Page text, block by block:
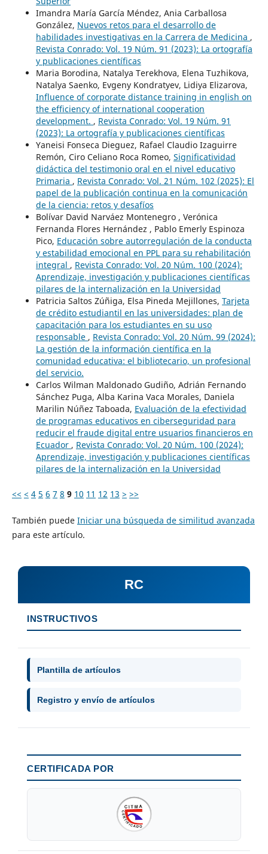
Imandra María García Méndez, Ania Carballosa
González, Nuevos retos para el desarrollo de
habilidades investigativas en la Carrera de Medicina ,
Revista Conrado: Vol. 19 Núm. 91 (2023): La ortografía
y publicaciones científicas
Maria Borodina, Natalya Terekhova, Elena Tuzhikova,
Natalya Saenko, Evgeny Kondratyev, Lidiya Elizarova,
Influence of corporate distance training in english on
the efficiency of international cooperation
development. , Revista Conrado: Vol. 19 Núm. 91
(2023): La ortografía y publicaciones científicas
Yaneisi Fonseca Dieguez, Rafael Claudio Izaguirre
Remón, Ciro Celiano Roca Romeo, Significatividad
didáctica del testimonio oral en el nivel educativo
Primaria , Revista Conrado: Vol. 21 Núm. 102 (2025): El
papel de la publicación continua en la comunicación
de la ciencia: retos y desafíos
Bolívar David Narváez Montenegro , Verónica
Fernanda Flores Hernández , Pablo Emerly Espinoza
Pico, Educación sobre autorregulación de la conducta
y estabilidad emocional en PPL para su rehabilitación
integral , Revista Conrado: Vol. 20 Núm. 100 (2024):
Aprendizaje, investigación y publicaciones científicas
pilares de la internalización en la Universidad
Patricia Saltos Zúñiga, Elsa Pineda Mejillones, Tarjeta
de crédito estudiantil en las universidades: plan de
capacitación para los estudiantes en su uso
responsable , Revista Conrado: Vol. 20 Núm. 99 (2024):
La gestión de la información científica en la
comunidad educativa: el bibliotecario, un profesional
del servicio.
Carlos Wilman Maldonado Gudiño, Adrián Fernando
Sánchez Puga, Alba Karina Vaca Morales, Daniela
Marilin Núñez Taboada, Evaluación de la efectividad
de programas educativos en ciberseguridad para
reducir el fraude digital entre usuarios financieros en
Ecuador , Revista Conrado: Vol. 20 Núm. 100 (2024):
Aprendizaje, investigación y publicaciones científicas
pilares de la internalización en la Universidad
<< < 4 5 6 7 8 9 10 11 12 13 > >>
También puede Iniciar una búsqueda de similitud avanzada
para este artículo.
RC
INSTRUCTIVOS
Plantilla de artículos
Registro y envío de artículos
CERTIFICADA POR